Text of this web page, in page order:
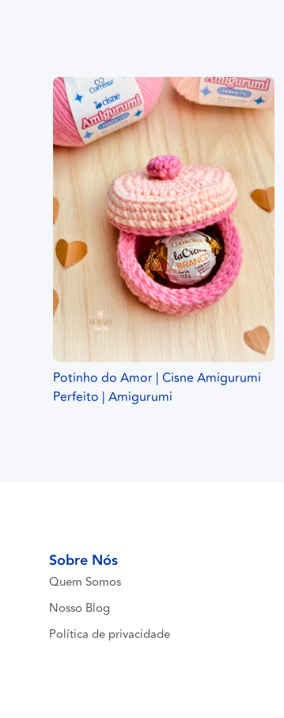
Potinho do Amor | Cisne Amigurumi
Perfeito | Amigurumi
Sobre Nós
Quem Somos
Nosso Blog
Política de privacidade